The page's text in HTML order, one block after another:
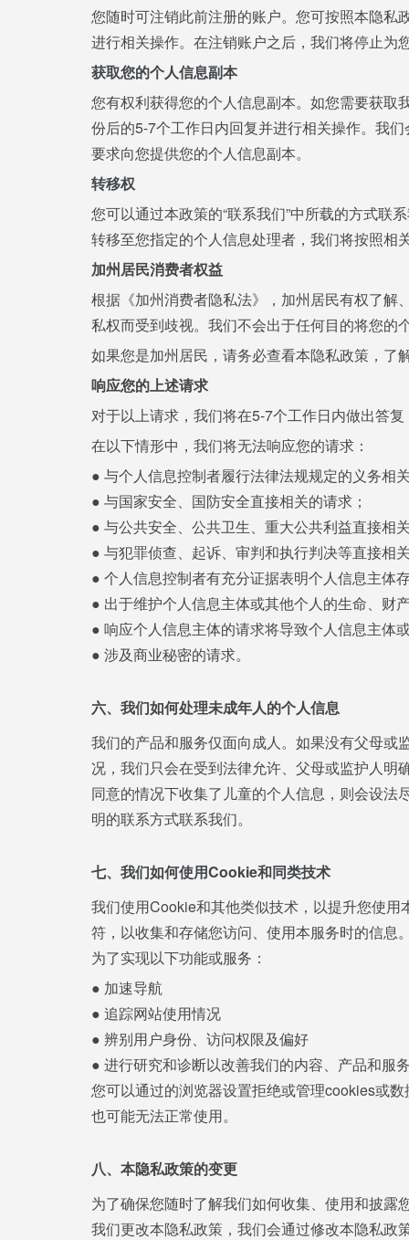
您随时可注销此前注册的账户。您可按照本隐私
进行相关操作。在注销账户之后，我们将停止为
获取您的个人信息副本
您有权利获得您的个人信息副本。如您需要获取
份后的5-7个工作日内回复并进行相关操作。我
要求向您提供您的个人信息副本。
转移权
您可以通过本政策的“联系我们”中所载的方式联
转移至您指定的个人信息处理者，我们将按照相
加州居民消费者权益
根据《加州消费者隐私法》，加州居民有权了解
私权而受到歧视。我们不会出于任何目的将您的
如果您是加州居民，请务必查看本隐私政策，了
响应您的上述请求
对于以上请求，我们将在5-7个工作日内做出答
在以下情形中，我们将无法响应您的请求：
● 与个人信息控制者履行法律法规规定的义务相
● 与国家安全、国防安全直接相关的请求；
● 与公共安全、公共卫生、重大公共利益直接相
● 与犯罪侦查、起诉、审判和执行判决等直接相
● 个人信息控制者有充分证据表明个人信息主体
● 出于维护个人信息主体或其他个人的生命、财
● 响应个人信息主体的请求将导致个人信息主体
● 涉及商业秘密的请求。
六、我们如何处理未成年人的个人信息
我们的产品和服务仅面向成人。如果没有父母
况，我们只会在受到法律允许、父母或监护人
同意的情况下收集了儿童的个人信息，则会设
明的联系方式联系我们。
七、我们如何使用Cookie和同类技术
我们使用Cookie和其他类似技术，以提升您使
符，以收集和存储您访问、使用本服务时的信
为了实现以下功能或服务：
● 加速导航
● 追踪网站使用情况
● 辨别用户身份、访问权限及偏好
● 进行研究和诊断以改善我们的内容、产品和服
您可以通过的浏览器设置拒绝或管理cookies或
也可能无法正常使用。
八、本隐私政策的变更
为了确保您随时了解我们如何收集、使用和披
我们更改本隐私政策，我们会通过修改本隐私政